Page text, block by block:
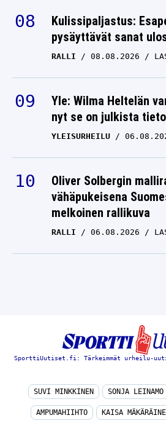
Kulissipaljastus:
pysäyttävät sanat
RALLI 08.08.2026
Yle: Wilma Heltelän
nyt se on julkista
YLEISURHEILU
Oliver Solbergin
vähäpukeisena
melkoinen rallikuva
RALLI 06.08.2026
SporttiUutiset.fi: Tärkeimmät urheilu-
SUVI MINKKINEN SONJA LEINAMO
AMPUMAHIIHTO KAISA